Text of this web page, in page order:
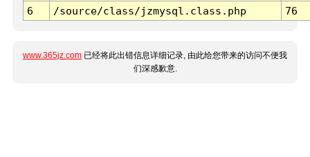
6
/source/class/jzmysql.class.php 76
www.365jz.com 已经将此出错信息详细记录, 由此给您带来的访问不便我
们深感歉意.